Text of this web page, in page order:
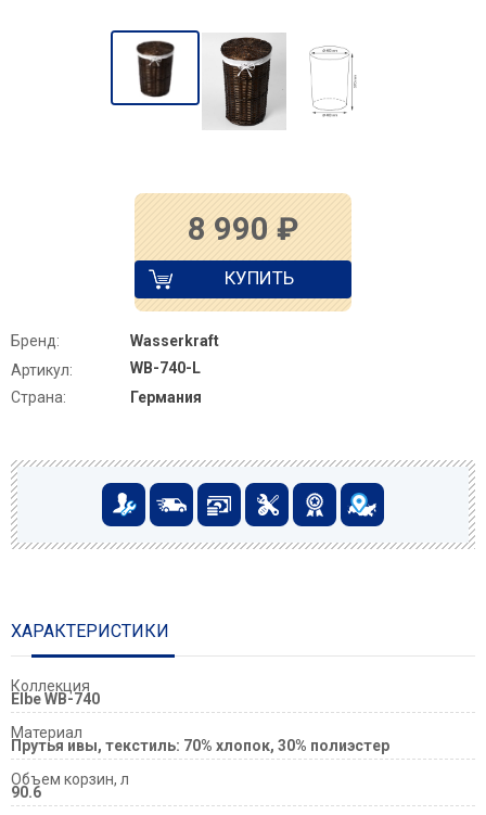
8 990 ₽
КУПИТЬ
Бренд:
Wasserkraft
Артикул:
WB-740-L
Страна:
Германия
ХАРАКТЕРИСТИКИ
Коллекция
Еlbe WB-740
Материал
Прутья ивы, текстиль: 70% хлопок, 30% полиэстер
Объем корзин, л
90.6